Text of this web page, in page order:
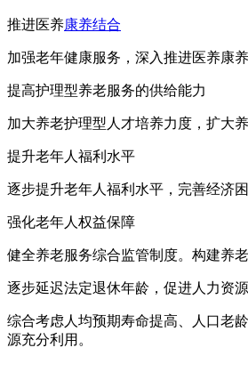
推进医养康养结合
加强老年健康服务，深入推进医养康养
提高护理型养老服务的供给能力
加大养老护理型人才培养力度，扩大
提升老年人福利水平
逐步提升老年人福利水平，完善经济
强化老年人权益保障
健全养老服务综合监管制度。构建养
逐步延迟法定退休年龄，促进人力资
综合考虑人均预期寿命提高、人口老
源充分利用。